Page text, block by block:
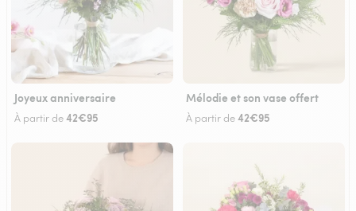
Joyeux anniversaire
À partir de42€95
Mélodie et son vase offert
À partir de42€95